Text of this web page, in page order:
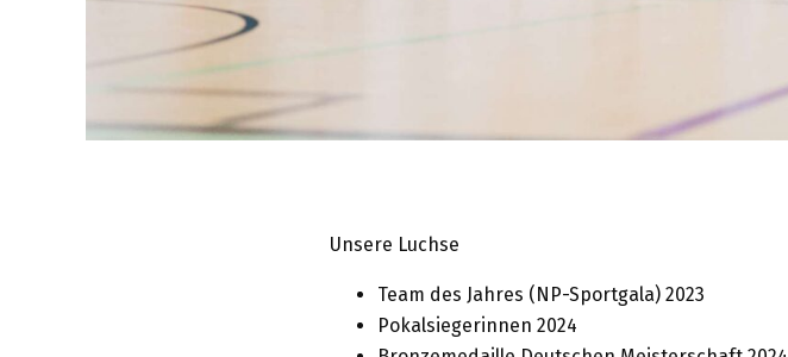
Unsere Luchse
Team des Jahres (NP-Sportgala) 2023
Pokalsiegerinnen 2024